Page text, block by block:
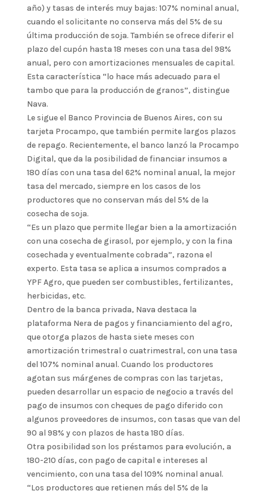
año) y tasas de interés muy bajas: 107% nominal anual,
cuando el solicitante no conserva más del 5% de su
última producción de soja. También se ofrece diferir el
plazo del cupón hasta 18 meses con una tasa del 98%
anual, pero con amortizaciones mensuales de capital.
Esta característica “lo hace más adecuado para el
tambo que para la producción de granos”, distingue
Nava.
Le sigue el Banco Provincia de Buenos Aires, con su
tarjeta Procampo, que también permite largos plazos
de repago. Recientemente, el banco lanzó la Procampo
Digital, que da la posibilidad de financiar insumos a
180 días con una tasa del 62% nominal anual, la mejor
tasa del mercado, siempre en los casos de los
productores que no conservan más del 5% de la
cosecha de soja.
“Es un plazo que permite llegar bien a la amortización
con una cosecha de girasol, por ejemplo, y con la fina
cosechada y eventualmente cobrada”, razona el
experto. Esta tasa se aplica a insumos comprados a
YPF Agro, que pueden ser combustibles, fertilizantes,
herbicidas, etc.
Dentro de la banca privada, Nava destaca la
plataforma Nera de pagos y financiamiento del agro,
que otorga plazos de hasta siete meses con
amortización trimestral o cuatrimestral, con una tasa
del 107% nominal anual. Cuando los productores
agotan sus márgenes de compras con las tarjetas,
pueden desarrollar un espacio de negocio a través del
pago de insumos con cheques de pago diferido con
algunos proveedores de insumos, con tasas que van del
90 al 98% y con plazos de hasta 180 días.
Otra posibilidad son los préstamos para evolución, a
180-210 días, con pago de capital e intereses al
vencimiento, con una tasa del 109% nominal anual.
“Los productores que retienen más del 5% de la